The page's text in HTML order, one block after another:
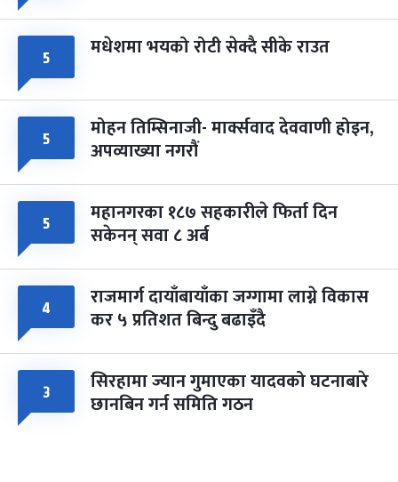
५ मधेशमा भयको रोटी सेक्दै सीके राउत
५ मोहन तिम्सिनाजी- मार्क्सवाद देववाणी होइन,
अपव्याख्या नगरौं
५ महानगरका १८७ सहकारीले फिर्ता दिन
सकेनन् सवा ८ अर्ब
४ राजमार्ग दायाँबायाँका जग्गामा लाग्ने विकास
कर ५ प्रतिशत बिन्दु बढाइँदै
३ सिरहामा ज्यान गुमाएका यादवको घटनाबारे
छानबिन गर्न समिति गठन